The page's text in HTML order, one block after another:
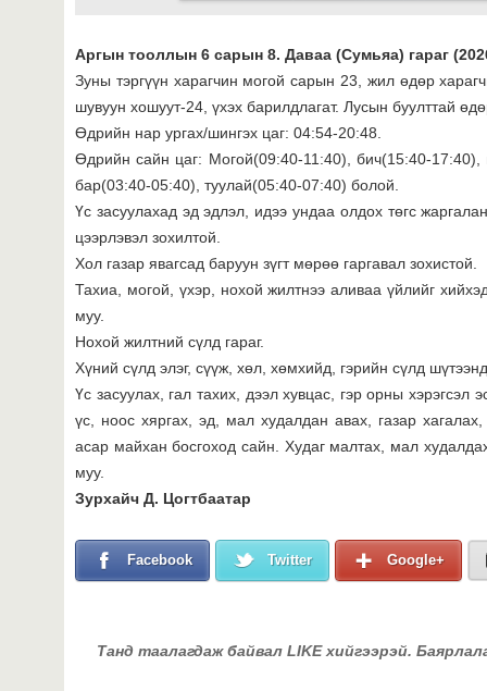
Аргын тооллын 6 сарын 8. Даваа (Сумьяа) гараг
Зуны тэргүүн харагчин могой сарын 23, жил өдөр
шувуун хошуут-24, үхэх барилдлагат. Лусын буулттай
Өдрийн нар ургах/шингэх цаг: 04:54-20:48.
Өдрийн сайн цаг: Могой(09:40-11:40), бич(15:40-
бар(03:40-05:40), туулай(05:40-07:40) болой.
Үс засуулахад эд эдлэл, идээ ундаа олдох төгс
цээрлэвэл зохилтой.
Хол газар явагсад баруун зүгт мөрөө гаргавал зохистой.
Тахиа, могой, үхэр, нохой жилтнээ аливаа үйлийг
муу.
Нохой жилтний сүлд гараг.
Хүний сүлд элэг, сүүж, хөл, хөмхийд, гэрийн сүлд
Үс засуулах, гал тахих, дээл хувцас, гэр орны хэрэгсэл
үс, ноос хяргах, эд, мал худалдан авах, газар
асар майхан босгоход сайн. Худаг малтах, мал
муу.
Зурхайч Д. Цогтбаатар
Facebook Twitter Google+
Танд таалагдаж байвал LIKE хийгээрэй.